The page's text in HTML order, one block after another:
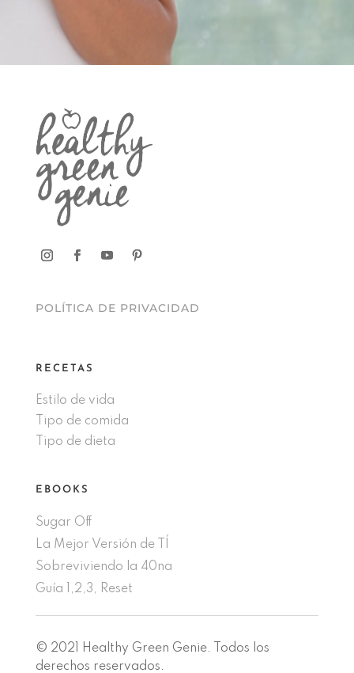
POLÍTICA DE PRIVACIDAD
RECETAS
Estilo de vida
Tipo de comida
Tipo de dieta
EBOOKS
Sugar Off
La Mejor Versión de TÍ
Sobreviviendo la 40na
Guía 1,2,3, Reset
© 2021 Healthy Green Genie. Todos los
derechos reservados.